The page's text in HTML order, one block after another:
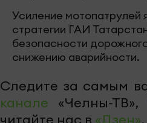
Усиление мотопатрулей
стратегии ГАИ
безопасности
снижению аварийности.
Следите за самым
канале «Челны-ТВ»,
читайте нас в «Дзен».